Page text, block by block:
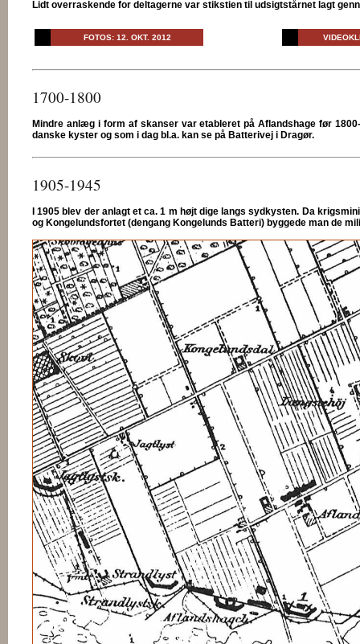
Lidt overraskende for deltagerne var stikstien til udsigtstårnet lagt
FOTOS: 12. OKT. 2012
1700-1800
Mindre anlæg i form af skanser var etableret på Aflandshage før
danske kyster og som i dag bl.a. kan se på Batterivej i Dragør.
1905-1945
I 1905 blev der anlagt et ca. 1 m højt dige langs sydkysten. Da
og Kongelundsfortet (dengang Kongelunds Batteri) byggede man de